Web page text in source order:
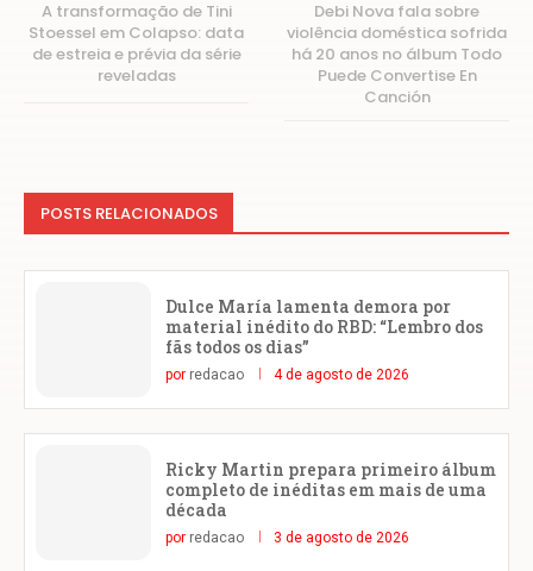
A transformação de Tini
Stoessel em Colapso: data
de estreia e prévia da série
reveladas
Debi Nova fala sobre
violência doméstica sofrida
há 20 anos no álbum Todo
Puede Convertise En
Canción
POSTS RELACIONADOS
Dulce María lamenta demora por
material inédito do RBD: “Lembro dos
fãs todos os dias”
por redacao 4 de agosto de 2026
Ricky Martin prepara primeiro álbum
completo de inéditas em mais de uma
década
por redacao 3 de agosto de 2026